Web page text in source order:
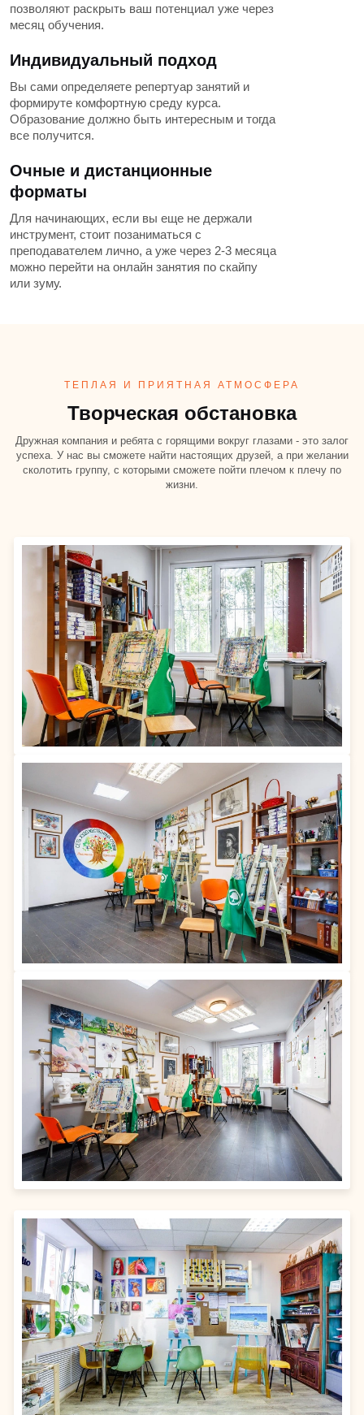
позволяют раскрыть ваш потенциал уже через
месяц обучения.
Индивидуальный подход
Вы сами определяете репертуар занятий и
формируте комфортную среду курса.
Образование должно быть интересным и тогда
все получится.
Очные и дистанционные
форматы
Для начинающих, если вы еще не держали
инструмент, стоит позаниматься с
преподавателем лично, а уже через 2-3 месяца
можно перейти на онлайн занятия по скайпу
или зуму.
ТЕПЛАЯ И ПРИЯТНАЯ АТМОСФЕРА
Творческая обстановка
Дружная компания и ребята с горящими вокруг глазами - это залог
успеха. У нас вы сможете найти настоящих друзей, а при желании
сколотить группу, с которыми сможете пойти плечом к плечу по
жизни.